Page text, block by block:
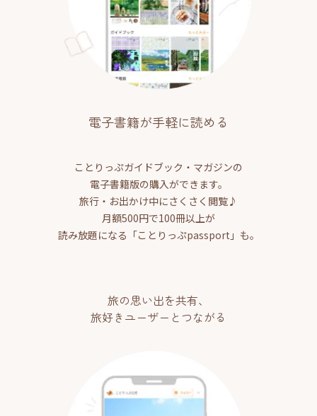
電子書籍が手軽に読める
ことりっぷガイドブック・マガジンの
電子書籍版の購入ができます。
旅行・お出かけ中にさくさく閲覧♪
月額500円で100冊以上が
読み放題になる「ことりっぷpassport」も。
旅の思い出を共有、
旅好きユーザーとつながる